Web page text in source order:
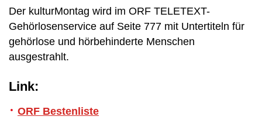
Der kulturMontag wird im ORF TELETEXT-
Gehörlosenservice auf Seite 777 mit Untertiteln für
gehörlose und hörbehinderte Menschen
ausgestrahlt.
Link:
ORF Bestenliste